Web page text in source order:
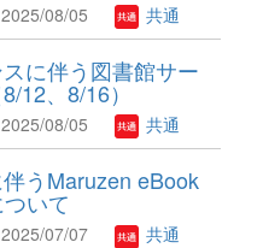
2025/08/05 共通
に伴う図書館サー
12、8/16）
2025/08/05 共通
うMaruzen eBook
いて
2025/07/07 共通